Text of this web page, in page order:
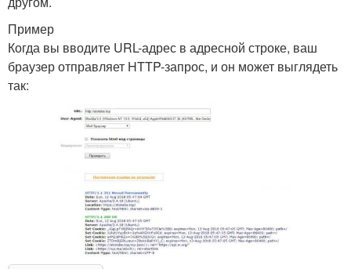
Пример
Когда вы вводите URL-адрес в адресной строке, ваш
браузер отправляет HTTP-запрос, и он может выглядеть
так: